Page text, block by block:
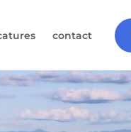
contact